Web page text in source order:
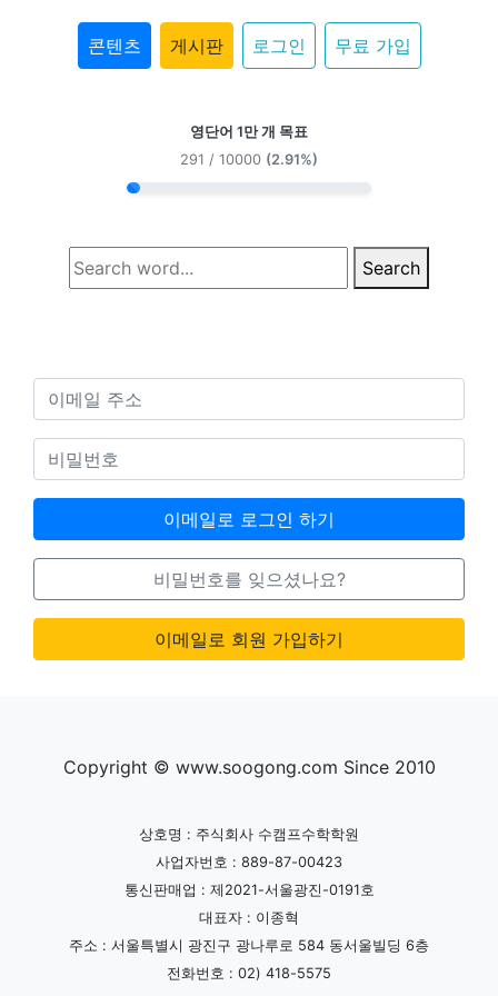
콘텐츠 게시판 로그인 무료 가입
영단어 1만 개 목표
291 / 10000 (2.91%)
Search
이메일로 로그인 하기
비밀번호를 잊으셨나요?
이메일로 회원 가입하기
Copyright © www.soogong.com Since 2010
상호명 : 주식회사 수캠프수학학원
사업자번호 : 889-87-00423
통신판매업 : 제2021-서울광진-0191호
대표자 : 이종혁
주소 : 서울특별시 광진구 광나루로 584 동서울빌딩 6층
전화번호 : 02) 418-5575